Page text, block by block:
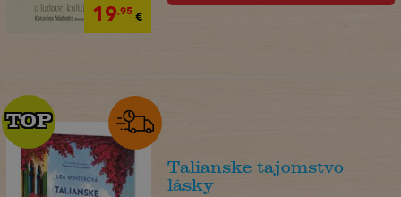
19,95€
TOP
TOP
Talianske tajomstvo
lásky